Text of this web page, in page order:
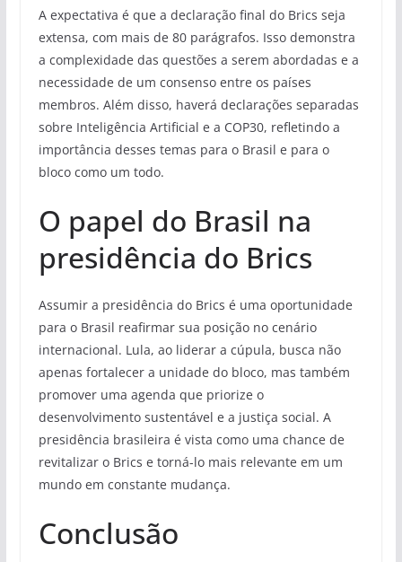
A expectativa é que a declaração final do Brics seja
extensa, com mais de 80 parágrafos. Isso demonstra
a complexidade das questões a serem abordadas e a
necessidade de um consenso entre os países
membros. Além disso, haverá declarações separadas
sobre Inteligência Artificial e a COP30, refletindo a
importância desses temas para o Brasil e para o
bloco como um todo.
O papel do Brasil na
presidência do Brics
Assumir a presidência do Brics é uma oportunidade
para o Brasil reafirmar sua posição no cenário
internacional. Lula, ao liderar a cúpula, busca não
apenas fortalecer a unidade do bloco, mas também
promover uma agenda que priorize o
desenvolvimento sustentável e a justiça social. A
presidência brasileira é vista como uma chance de
revitalizar o Brics e torná-lo mais relevante em um
mundo em constante mudança.
Conclusão